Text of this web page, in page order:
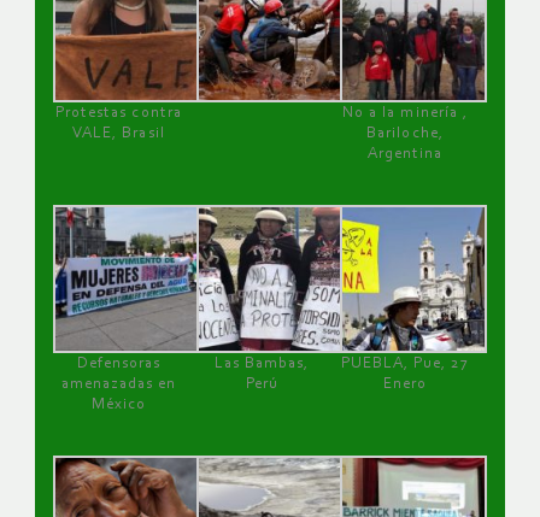
Protestas contra
VALE, Brasil
No a la minería ,
Bariloche,
Argentina
Defensoras
amenazadas en
México
Las Bambas,
Perú
PUEBLA, Pue, 27
Enero